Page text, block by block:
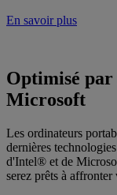
En savoir plus
Optimisé
Microsoft
Les ordinateurs
dernières
d'Intel® et de
serez prêts à